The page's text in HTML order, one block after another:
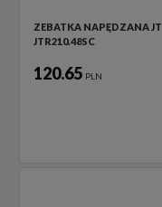
ZEBATKA NAPĘDZANA JT
JTR210.48SC
120.65 PLN